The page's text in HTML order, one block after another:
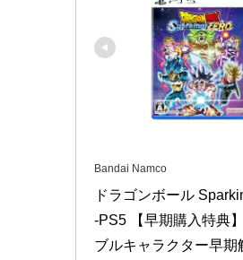
Bandai Namco
ドラゴンボール
-PS5 【早期購入特典
ブルキャラクター早期